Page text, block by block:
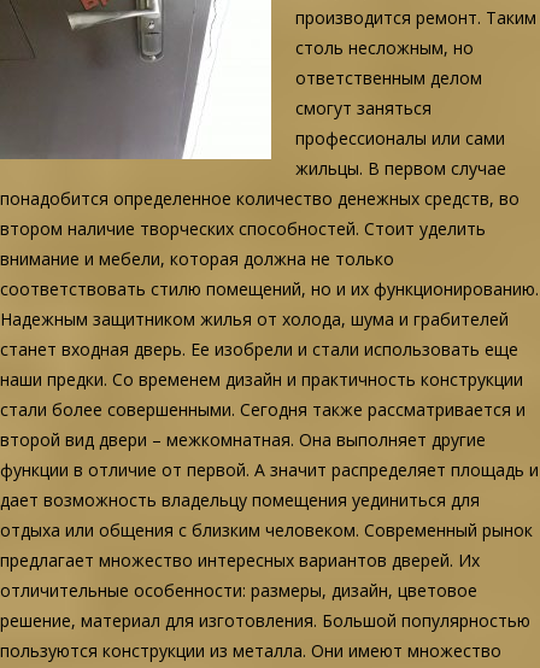
производится ремонт. Таким
столь несложным, но
ответственным делом
смогут заняться
профессионалы или сами
жильцы. В первом случае
понадобится определенное количество денежных средств, во
втором наличие творческих способностей. Стоит уделить
внимание и мебели, которая должна не только
соответствовать стилю помещений, но и их функционированию.
Надежным защитником жилья от холода, шума и грабителей
станет входная дверь. Ее изобрели и стали использовать еще
наши предки. Со временем дизайн и практичность конструкции
стали более совершенными. Сегодня также рассматривается и
второй вид двери – межкомнатная. Она выполняет другие
функции в отличие от первой. А значит распределяет площадь и
дает возможность владельцу помещения уединиться для
отдыха или общения с близким человеком. Современный рынок
предлагает множество интересных вариантов дверей. Их
отличительные особенности: размеры, дизайн, цветовое
решение, материал для изготовления. Большой популярностью
пользуются конструкции из металла. Они имеют множество